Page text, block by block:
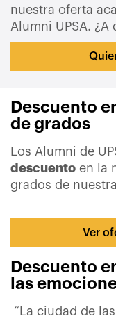
nuestra oferta
Alumni UPSA. ¿A
Descuento
de grados
Los Alumni de
descuento en la
grados de
Ver
Descuento
las
“La ciudad de